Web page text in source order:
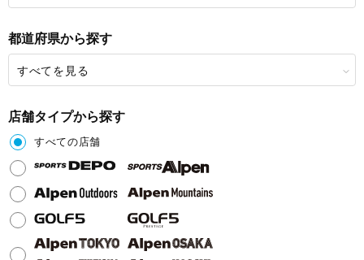
都道府県から探す
すべてを見る
店舗タイプから探す
すべての店舗